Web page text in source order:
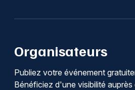
Organisateurs
Publiez votre événement
Bénéficiez d'une visibilité